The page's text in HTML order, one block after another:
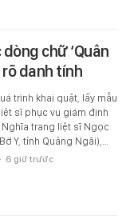
chữ ‘Quân
danh tính
trình khai quật, lấy mẫu
sĩ phục vụ giám định
Nghĩa trang liệt sĩ Ngọc
Y, tỉnh Quảng Ngãi),…
6 giờ trước